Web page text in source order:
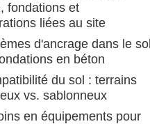
fondations et
liées au site
d'ancrage dans le sol
en béton
du sol : terrains
vs. sablonneux
en équipements pour